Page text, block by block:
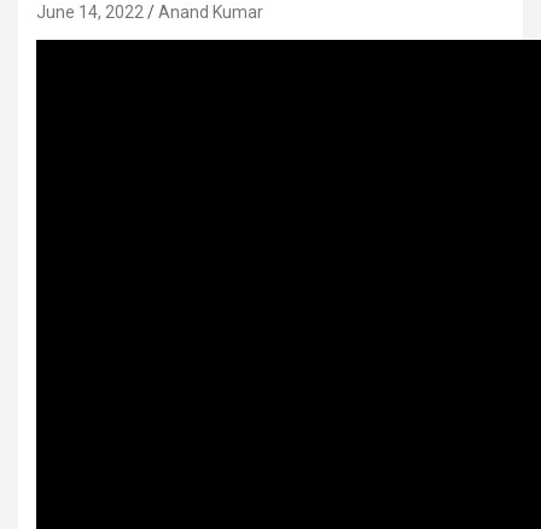
June 14, 2022 Anand Kumar